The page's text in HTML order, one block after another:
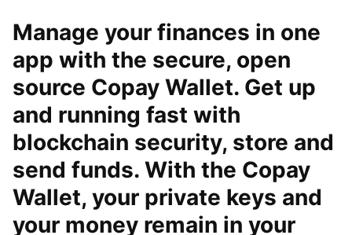
‎Manage your finances in one
app with the secure, open
source Copay Wallet. Get up
and running fast with
blockchain security, store and
send funds. With the Copay
Wallet, your private keys and
your money remain in your